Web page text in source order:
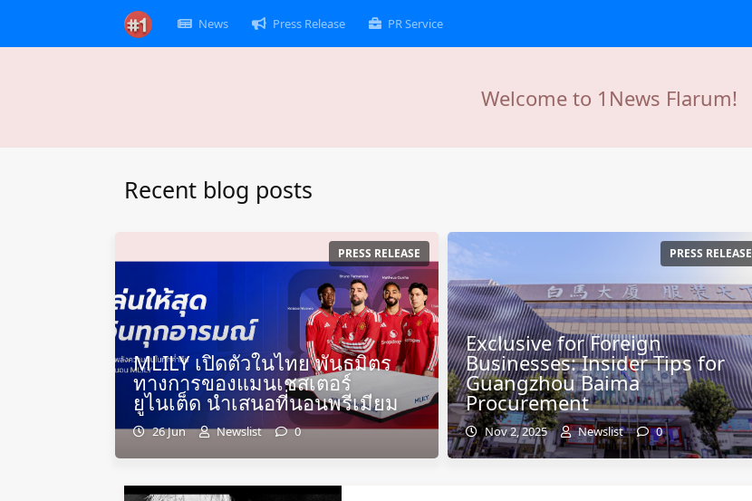
News Press Release PR Service
Welcome to 1News Flarum!
Recent blog posts
PRESS RELEASE
MLILY เปิดตัวในไทย พันธมิตร
ทางการของแมนเชสเตอร์
ยูไนเต็ด นำเสนอที่นอนพรีเมียม
26 Jun Newslist 0
PRESS RELEASE
Exclusive for Foreign
Businesses: Insider Tips for
Guangzhou Baima
Procurement
Nov 2, 2025 Newslist 0